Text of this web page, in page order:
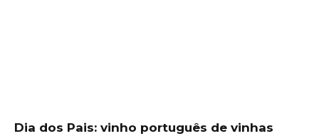
Dia dos Pais: vinho português de vinhas